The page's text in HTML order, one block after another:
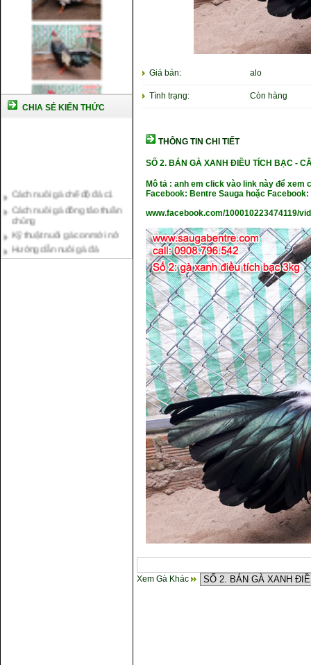
CHIA SẺ KIẾN THỨC
Cách nuôi gà đông tảo thuần
chủng
Kỹ thuật nuôi gà con mới nở
Hướng dẫn nuôi gà đá
Tại sao bạn cần biết cách nuôi
gà chọi ?
Giá bán: alo
Tình trạng: Còn hàng
THÔNG TIN CHI TIẾT
SỐ 2. BÁN GÀ XANH ĐIỀU TÍCH BẠC -
Mô tả : anh em click vào link này để
Facebook: Bentre Sauga hoặc Facebook:
www.facebook.com/100010223474119/
Xem Gà Khác